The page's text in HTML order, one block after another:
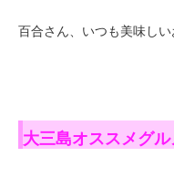
百合さん、いつも美味しい
大三島オススメグル